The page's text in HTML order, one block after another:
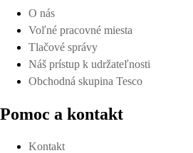
O nás
Voľné pracovné miesta
Tlačové správy
Náš prístup k udržateľnosti
Obchodná skupina Tesco
Pomoc a kontakt
Kontakt